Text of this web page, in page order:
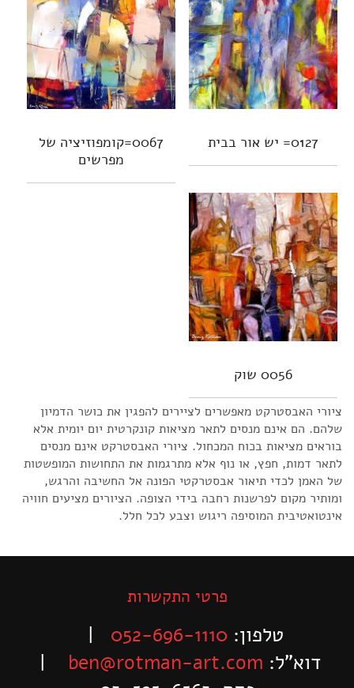
0127= יש אור בבית
0067=קומפוזיציה של
מפרשים
0056 שוק
ציורי האבסטרקט מאפשרים לציירים להפגין את כושר הדמיון
שלהם. הם אינם מנסים לתאר מציאות קונקרטית יום יומית אלא
בוראים מציאות בכוח המכחול. ציורי האבסטרקט אינם מנסים
לתאר דמות, חפץ, או נוף אלא מתרגמות את התחושות המופשטות
של האמן לכדי תיאור אבסטרקטי הפונה אל החשיבה והרגש,
ומותיר מקום לפרשנות רחבה בידי הצופה. הציורים מציעים חוויה
אינטואטיבית המוסיפה ריגוש וצבע לכל חלל.
פרטי התקשרות
טלפון: 052-696-1110
|
דוא”ל: ben@rotman-art.com
|